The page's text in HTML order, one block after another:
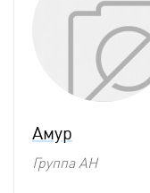
Амур
Группа АН